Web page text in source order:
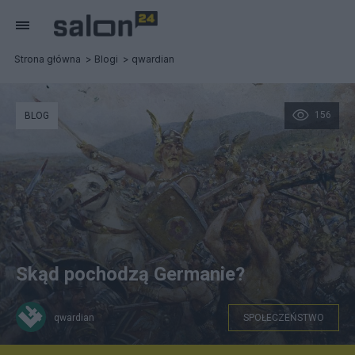
Strona główna Blogi qwardian
156
BLOG
Skąd pochodzą Germanie?
qwardian SPOŁECZEŃSTWO